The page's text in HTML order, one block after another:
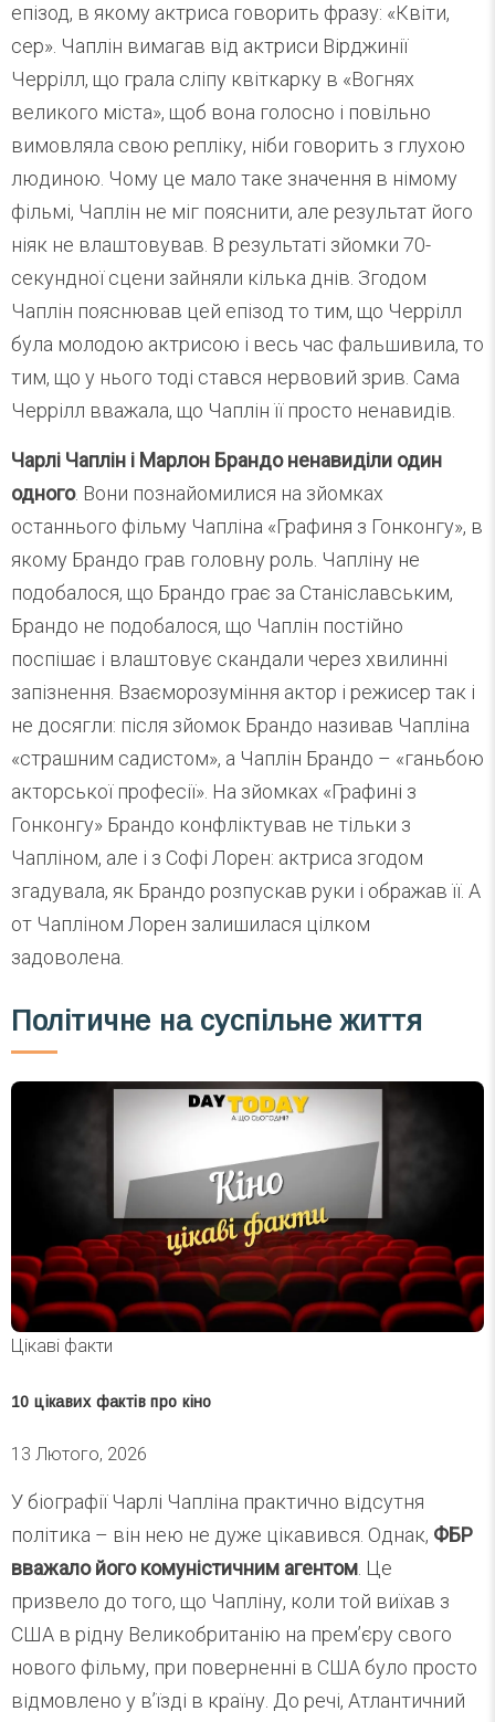
епізод, в якому актриса говорить фразу: «Квіти,
сер». Чаплін вимагав від актриси Вірджинії
Черрілл, що грала сліпу квіткарку в «Вогнях
великого міста», щоб вона голосно і повільно
вимовляла свою репліку, ніби говорить з глухою
людиною. Чому це мало таке значення в німому
фільмі, Чаплін не міг пояснити, але результат його
ніяк не влаштовував. В результаті зйомки 70-
секундної сцени зайняли кілька днів. Згодом
Чаплін пояснював цей епізод то тим, що Черрілл
була молодою актрисою і весь час фальшивила, то
тим, що у нього тоді стався нервовий зрив. Сама
Черрілл вважала, що Чаплін її просто ненавидів.
Чарлі Чаплін і Марлон Брандо ненавиділи один
одного. Вони познайомилися на зйомках
останнього фільму Чапліна «Графиня з Гонконгу», в
якому Брандо грав головну роль. Чапліну не
подобалося, що Брандо грає за Станіславським,
Брандо не подобалося, що Чаплін постійно
поспішає і влаштовує скандали через хвилинні
запізнення. Взаєморозуміння актор і режисер так і
не досягли: після зйомок Брандо називав Чапліна
«страшним садистом», а Чаплін Брандо – «ганьбою
акторської професії». На зйомках «Графині з
Гонконгу» Брандо конфліктував не тільки з
Чапліном, але і з Софі Лорен: актриса згодом
згадувала, як Брандо розпускав руки і ображав її. А
от Чапліном Лорен залишилася цілком
задоволена.
Політичне на суспільне життя
Цікаві факти
10 цікавих фактів про кіно
13 Лютого, 2026
У біографії Чарлі Чапліна практично відсутня
політика – він нею не дуже цікавився. Однак, ФБР
вважало його комуністичним агентом . Це
призвело до того, що Чапліну, коли той виїхав з
США в рідну Великобританію на прем’єру свого
нового фільму, при поверненні в США було просто
відмовлено у в’їзді в країну. До речі, Атлантичний